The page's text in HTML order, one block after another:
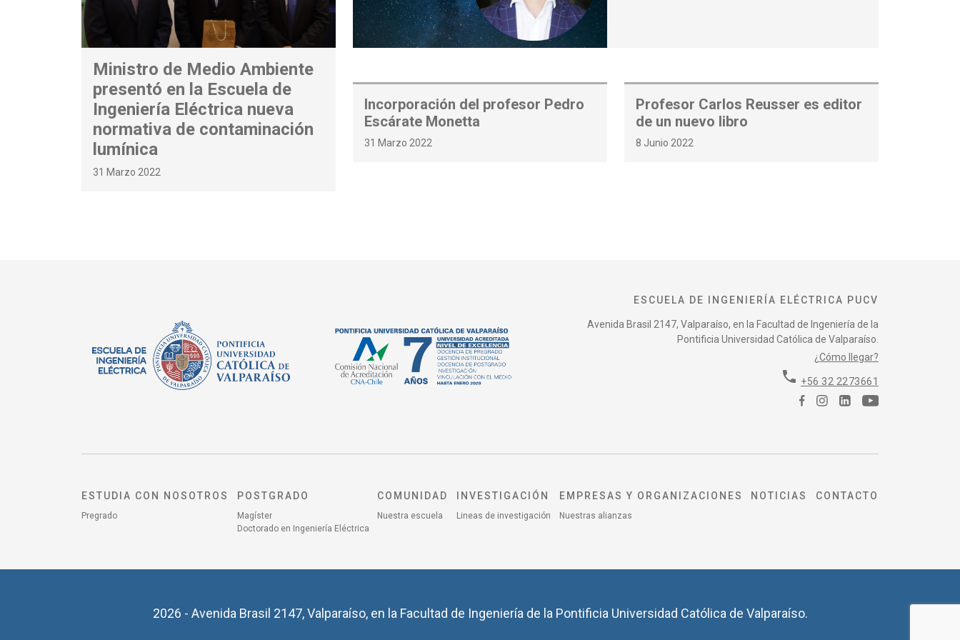
Ministro de Medio Ambiente
presentó en la Escuela de
Ingeniería Eléctrica nueva
normativa de contaminación
lumínica
31 Marzo 2022
Incorporación del profesor Pedro
Escárate Monetta
31 Marzo 2022
Profesor Carlos Reusser es editor
de un nuevo libro
8 Junio 2022
ESCUELA DE INGENIERÍA ELÉCTRICA PUCV
Avenida Brasil 2147, Valparaíso, en la Facultad de Ingeniería de la
Pontificia Universidad Católica de Valparaíso.
¿Cómo llegar?
phone +56 32 2273661
ESTUDIA CON NOSOTROS
Pregrado
POSTGRADO
Magíster
Doctorado en Ingeniería Eléctrica
COMUNIDAD
Nuestra escuela
INVESTIGACIÓN
Lineas de investigación
EMPRESAS Y ORGANIZACIONES
Nuestras alianzas
NOTICIAS CONTACTO
2026 - Avenida Brasil 2147, Valparaíso, en la Facultad de Ingeniería de la Pontificia Universidad Católica de Valparaíso.